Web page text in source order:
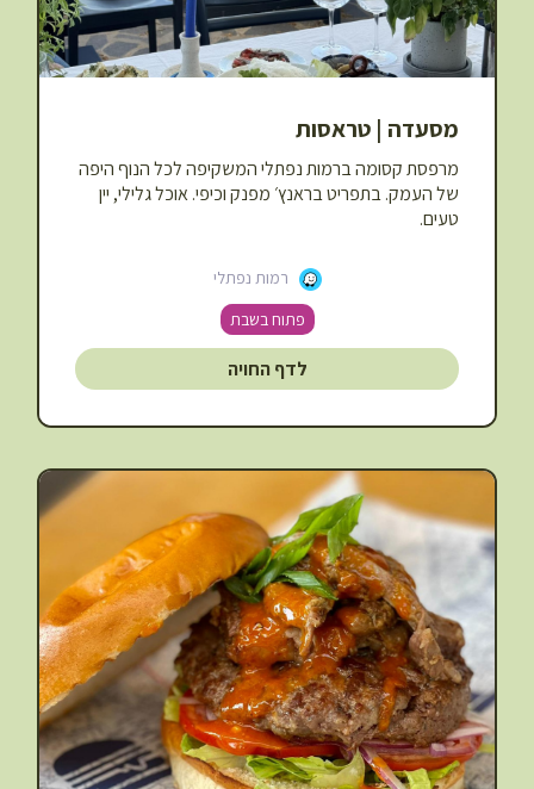
מסעדה | טראסות
מרפסת קסומה ברמות נפתלי המשקיפה לכל הנוף היפה
של העמק. בתפריט בראנץ׳ מפנק וכיפי. אוכל גלילי, יין
טעים.
רמות נפתלי
פתוח בשבת
לדף החויה